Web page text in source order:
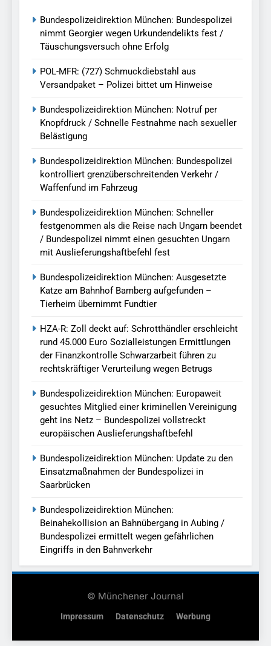
Bundespolizeidirektion München: Bundespolizei
nimmt Georgier wegen Urkundendelikts fest /
Täuschungsversuch ohne Erfolg
POL-MFR: (727) Schmuckdiebstahl aus
Versandpaket – Polizei bittet um Hinweise
Bundespolizeidirektion München: Notruf per
Knopfdruck / Schnelle Festnahme nach sexueller
Belästigung
Bundespolizeidirektion München: Bundespolizei
kontrolliert grenzüberschreitenden Verkehr /
Waffenfund im Fahrzeug
Bundespolizeidirektion München: Schneller
festgenommen als die Reise nach Ungarn beendet
/ Bundespolizei nimmt einen gesuchten Ungarn
mit Auslieferungshaftbefehl fest
Bundespolizeidirektion München: Ausgesetzte
Katze am Bahnhof Bamberg aufgefunden –
Tierheim übernimmt Fundtier
HZA-R: Zoll deckt auf: Schrotthändler erschleicht
rund 45.000 Euro Sozialleistungen Ermittlungen
der Finanzkontrolle Schwarzarbeit führen zu
rechtskräftiger Verurteilung wegen Betrugs
Bundespolizeidirektion München: Europaweit
gesuchtes Mitglied einer kriminellen Vereinigung
geht ins Netz – Bundespolizei vollstreckt
europäischen Auslieferungshaftbefehl
Bundespolizeidirektion München: Update zu den
Einsatzmaßnahmen der Bundespolizei in
Saarbrücken
Bundespolizeidirektion München:
Beinahekollision an Bahnübergang in Aubing /
Bundespolizei ermittelt wegen gefährlichen
Eingriffs in den Bahnverkehr
© Münchener Journal
Impressum Datenschutz Werbung